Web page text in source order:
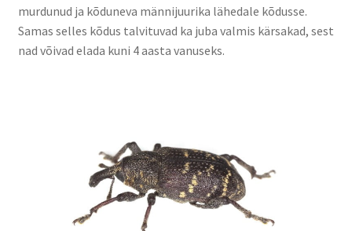
murdunud ja kõduneva männijuurika lähedale kõdusse.
Samas selles kõdus talvituvad ka juba valmis kärsakad, sest
nad võivad elada kuni 4 aasta vanuseks.